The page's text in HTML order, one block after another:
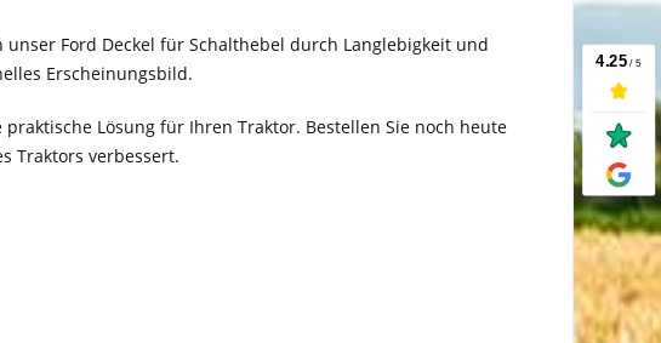
Ford Deckel für Schalthebel durch Langlebigkeit und
Erscheinungsbild.
Lösung für Ihren Traktor. Bestellen Sie noch heute
Traktors verbessert.